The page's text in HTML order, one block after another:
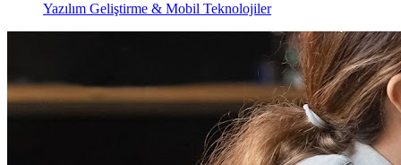
Yazılım Geliştirme & Mobil Teknolojiler